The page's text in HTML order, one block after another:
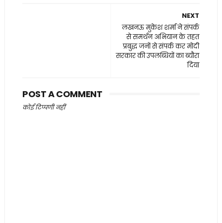
NEXT
लखनऊ मुकेश शर्मा ने संपर्क
से समर्थन अभियान के तहत
प्रबुद्ध जनों से संपर्क कर मोदी
सरकार की उपलब्धियों का ब्यौरा
दिया
POST A COMMENT
कोई टिप्पणी नहीं